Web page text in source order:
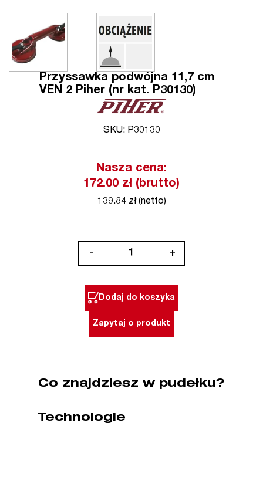
Przyssawka podwójna 11,7 cm
VEN 2 Piher (nr kat. P30130)
SKU: P30130
Nasza cena:
172.00 zł (brutto)
139.84 zł (netto)
-
11,7
cm
VEN
P30130)
+
Dodaj do koszyka
Zapytaj o produkt
Co znajdziesz w pudełku?
Technologie